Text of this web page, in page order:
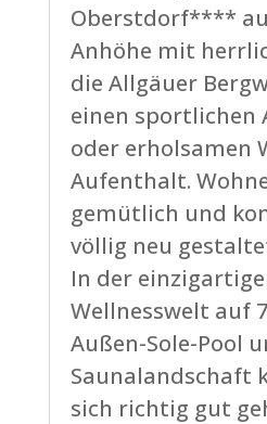
Oberstdorf****
Anhöhe mit
die Allgäuer
einen sportlichen
oder erholsamen
Aufenthalt.
gemütlich und
völlig neu
In der
Wellnesswelt auf
Außen-Sole-Pool
Saunalandschaft
sich richtig gut